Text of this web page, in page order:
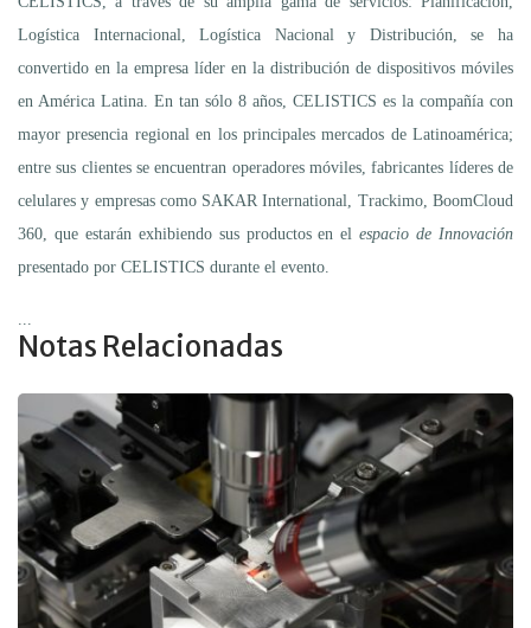
Logística Internacional, Logística Nacional y Distribución, se ha
convertido en la empresa líder en la distribución de dispositivos móviles
en América Latina. En tan sólo 8 años, CELISTICS es la compañía con
mayor presencia regional en los principales mercados de Latinoamérica;
entre sus clientes se encuentran operadores móviles, fabricantes líderes de
celulares y empresas como SAKAR International, Trackimo, BoomCloud
360, que estarán exhibiendo sus productos en elespacio de Innovación
presentado por CELISTICS durante el evento.
Notas Relacionadas